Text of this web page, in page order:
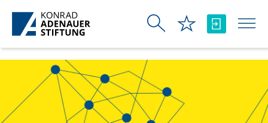
Saut au contenu principal